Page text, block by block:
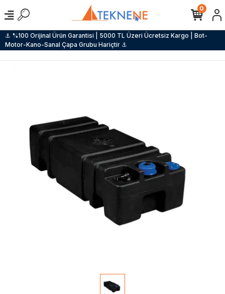
⚓ %100 Orijinal Ürün Garantisi | 5000 TL Üzeri Ücretsiz Kargo | Bot-
Motor-Kano-Sanal Çapa Grubu Hariçtir ⚓
0